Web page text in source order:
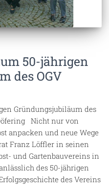
50-jährigen
des OGV
Gründungsjubiläum des
Nicht nur von
anpacken und neue Wege
Franz Löffler in seinen
und Gartenbauvereins in
des 50-jährigen
des Vereins